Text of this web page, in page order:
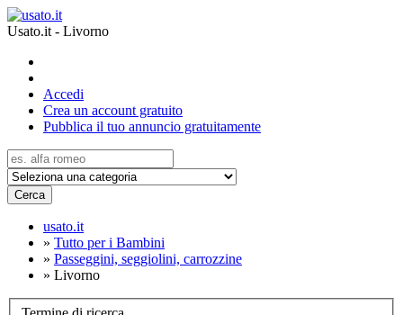
Usato.it - Livorno
Accedi
Crea un account gratuito
Pubblica il tuo annuncio gratuitamente
Cerca
usato.it
» Tutto per i Bambini
» Passeggini, seggiolini, carrozzine
» Livorno